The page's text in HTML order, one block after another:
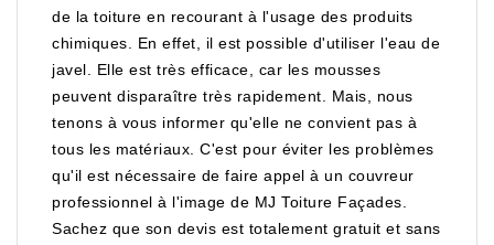
de la toiture en recourant à l'usage des produits
chimiques. En effet, il est possible d'utiliser l'eau de
javel. Elle est très efficace, car les mousses
peuvent disparaître très rapidement. Mais, nous
tenons à vous informer qu'elle ne convient pas à
tous les matériaux. C'est pour éviter les problèmes
qu'il est nécessaire de faire appel à un couvreur
professionnel à l'image de MJ Toiture Façades.
Sachez que son devis est totalement gratuit et sans